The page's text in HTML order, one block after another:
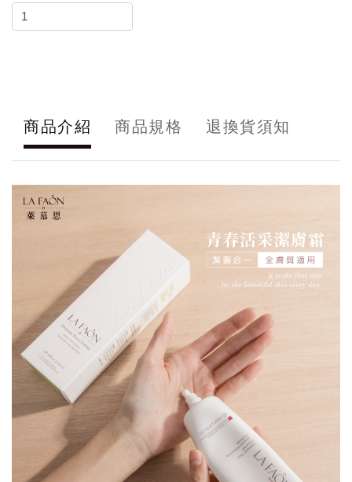
商品介紹 商品規格 退換貨須知